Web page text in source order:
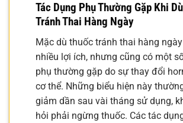
Tác Dụng Phụ Thường Gặp Khi
Tránh Thai Hàng Ngày
Mặc dù thuốc tránh thai hàng
nhiều lợi ích, nhưng cũng có một
phụ thường gặp do sự thay đổi
cơ thể. Những biểu hiện này
giảm dần sau vài tháng sử dụng,
hỏi phải ngừng thuốc. Các tác